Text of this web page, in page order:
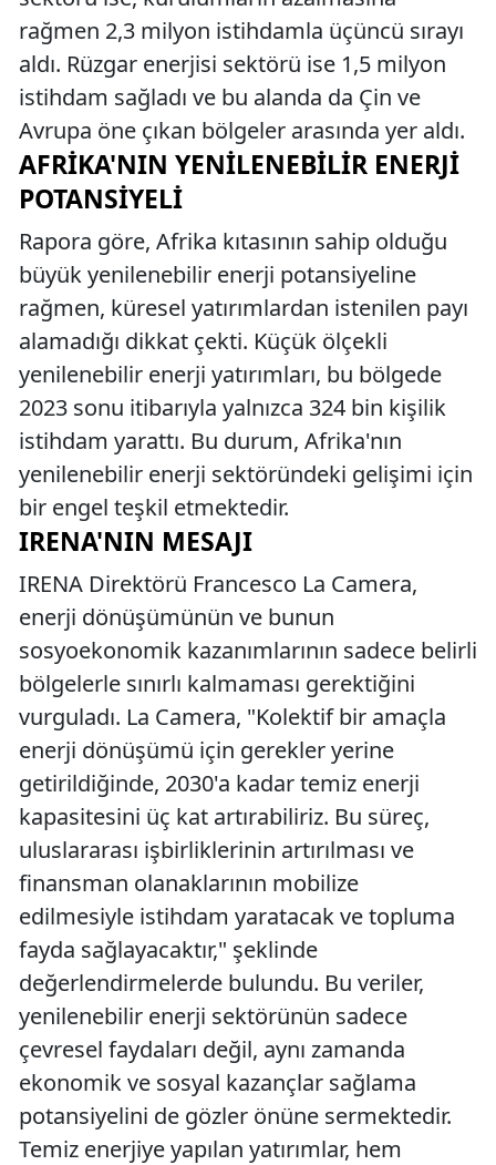
rağmen 2,3 milyon istihdamla üçüncü sırayı
aldı. Rüzgar enerjisi sektörü ise 1,5 milyon
istihdam sağladı ve bu alanda da Çin ve
Avrupa öne çıkan bölgeler arasında yer aldı.
AFRIKA'NIN YENILENEBILIR ENERJI
POTANSIYELI
Rapora göre, Afrika kıtasının sahip olduğu
büyük yenilenebilir enerji potansiyeline
rağmen, küresel yatırımlardan istenilen payı
alamadığı dikkat çekti. Küçük ölçekli
yenilenebilir enerji yatırımları, bu bölgede
2023 sonu itibarıyla yalnızca 324 bin kişilik
istihdam yarattı. Bu durum, Afrika'nın
yenilenebilir enerji sektöründeki gelişimi için
bir engel teşkil etmektedir.
IRENA'NIN MESAJI
IRENA Direktörü Francesco La Camera,
enerji dönüşümünün ve bunun
sosyoekonomik kazanımlarının sadece belirli
bölgelerle sınırlı kalmaması gerektiğini
vurguladı. La Camera, "Kolektif bir amaçla
enerji dönüşümü için gerekler yerine
getirildiğinde, 2030'a kadar temiz enerji
kapasitesini üç kat artırabiliriz. Bu süreç,
uluslararası işbirliklerinin artırılması ve
finansman olanaklarının mobilize
edilmesiyle istihdam yaratacak ve topluma
fayda sağlayacaktır," şeklinde
değerlendirmelerde bulundu. Bu veriler,
yenilenebilir enerji sektörünün sadece
çevresel faydaları değil, aynı zamanda
ekonomik ve sosyal kazançlar sağlama
potansiyelini de gözler önüne sermektedir.
Temiz enerjiye yapılan yatırımlar, hem